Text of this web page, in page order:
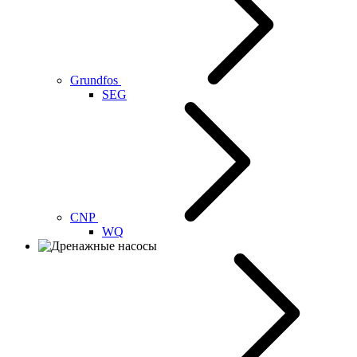
Grundfos
SEG
CNP
WQ